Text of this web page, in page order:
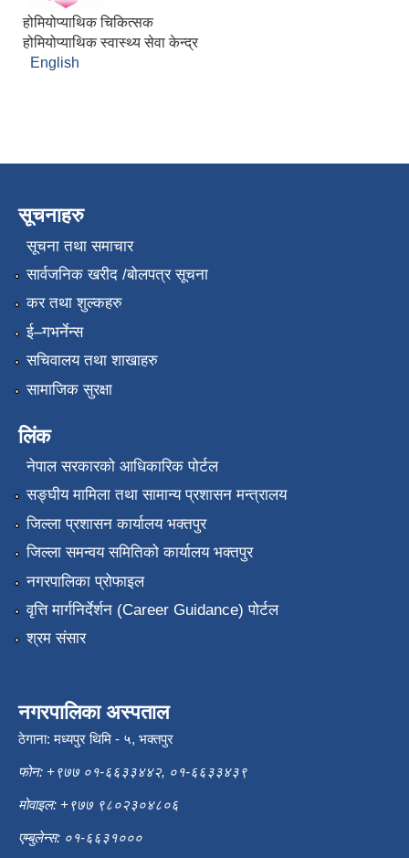
होमियोप्याथिक चिकित्सक
होमियोप्याथिक स्वास्थ्य सेवा केन्द्र
English
सूचनाहरु
सूचना तथा समाचार
सार्वजनिक खरीद /बोलपत्र सूचना
कर तथा शुल्कहरु
ई–गभर्नेन्स
सचिवालय तथा शाखाहरु
सामाजिक सुरक्षा
लिंक
नेपाल सरकारको आधिकारिक पोर्टल
सङ्‍घीय मामिला तथा सामान्य प्रशासन मन्त्रालय
जिल्ला प्रशासन कार्यालय भक्तपुर
जिल्ला समन्वय समितिको कार्यालय भक्तपुर
नगरपालिका प्रोफाइल
वृत्ति मार्गनिर्देर्शन (Career Guidance) पोर्टल
श्रम संसार
नगरपालिका अस्पताल
ठेगाना: मध्यपुर थिमि - ५, भक्तपुर
फोन: +९७७ ०१-६६३३४४२, ०१-६६३३४३९
मोवाइल: +९७७ ९८०२३०४८०६
एम्बुलेन्स: ०१-६६३१०००